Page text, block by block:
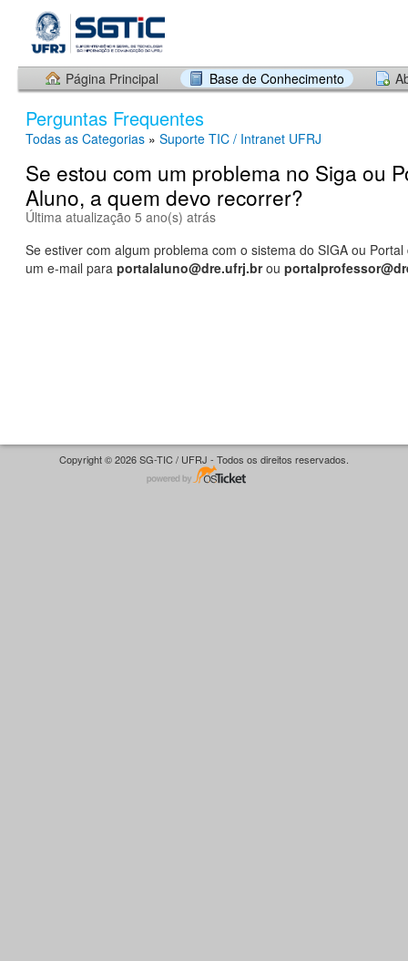
Página Principal Base de Conhecimento
Perguntas Frequentes
Todas as Categorias » Suporte TIC / Intranet UFRJ
Se estou com um problema no Siga ou
Aluno, a quem devo recorrer?
Última atualização 5 ano(s) atrás
Se estiver com algum problema com o sistema do SIGA ou
um e-mail para portalaluno@dre.ufrj.brou
Copyright © 2026 SG-TIC / UFRJ - Todos os direitos reservados.